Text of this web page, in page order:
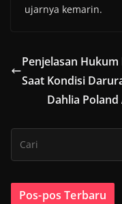
ujarnya kemarin.
Penjelasan
Saat Kondisi
Dahlia
Pos-pos Terbaru